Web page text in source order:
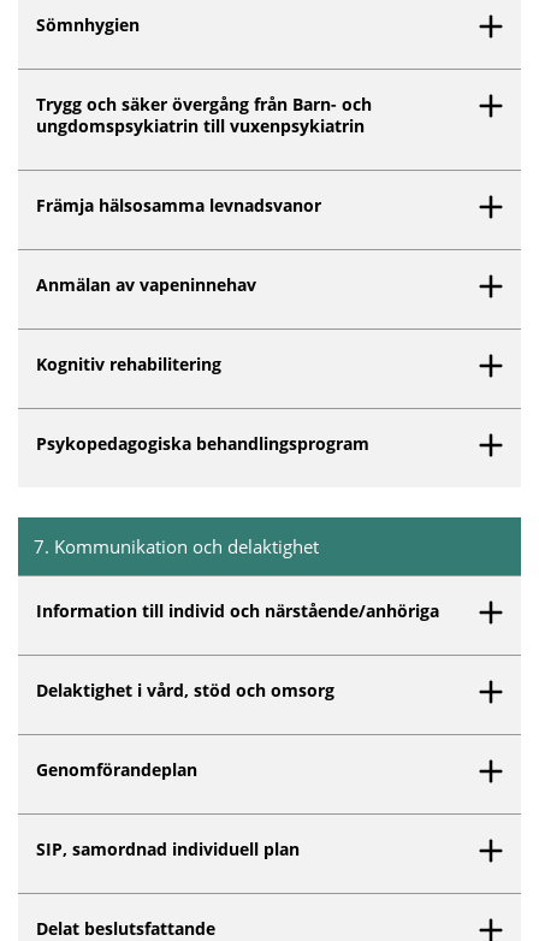
Sömnhygien
Trygg och säker övergång från Barn- och
ungdomspsykiatrin till vuxenpsykiatrin
Främja hälsosamma levnadsvanor
Anmälan av vapeninnehav
Kognitiv rehabilitering
Psykopedagogiska behandlingsprogram
7. Kommunikation och delaktighet
Information till individ och närstående/anhöriga
Delaktighet i vård, stöd och omsorg
Genomförandeplan
SIP, samordnad individuell plan
Delat beslutsfattande
Inget innehåll matchar dina valda filter.